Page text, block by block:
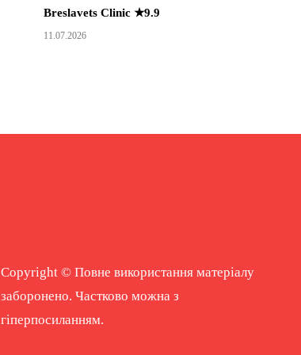
Breslavets Clinic ★9.9
11.07.2026
Copyright © Повне використання матеріалу
заборонено. Частково можна з
гіперпосиланням.